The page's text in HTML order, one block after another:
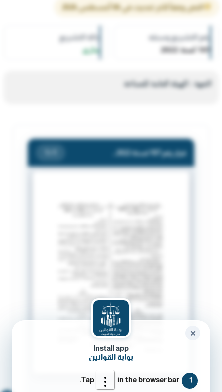
النص وفقاً لآخر تحديث في 06 أغسطس 2026
رقم التشريع وسنته
107 لسنة 2022
حالة التشريع
ساري
الجهة : الهيئة العامة للصناعة
Install app
بوابة القوانين
1
Tap in the browser bar.
✕